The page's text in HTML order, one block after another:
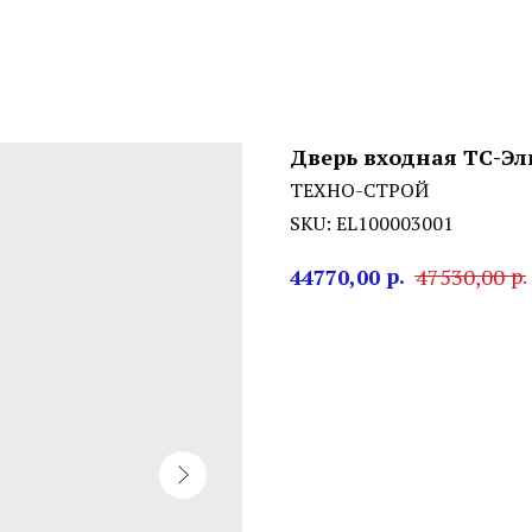
Дверь входная ТС-
ТЕХНО-СТРОЙ
SKU: EL100003001
44770,00 р. 47530,00 р.